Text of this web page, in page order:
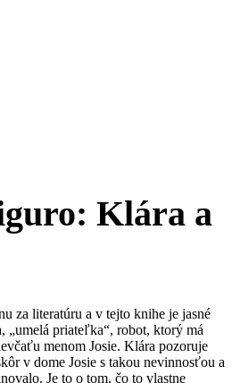
Klára a
za literatúru a v tejto knihe je jasné
„umelá priateľka“, robot, ktorý má
menom Josie. Klára pozoruje
v dome Josie s takou nevinnosťou a
Je to o tom, čo to vlastne